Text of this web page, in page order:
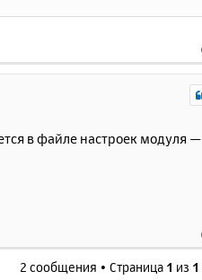
в файле настроек модуля —
2 сообщения • Страница 1 из 1